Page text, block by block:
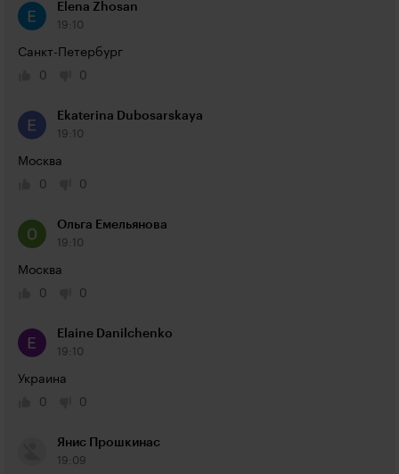
Elena Zhosan
19:10
Санкт-Петербург
0
0
Ekaterina Dubosarskaya
19:10
Москва
0
0
Ольга Емельянова
19:10
Москва
0
0
Elaine Danilchenko
19:10
Украина
0
0
Янис Прошкинас
19:09